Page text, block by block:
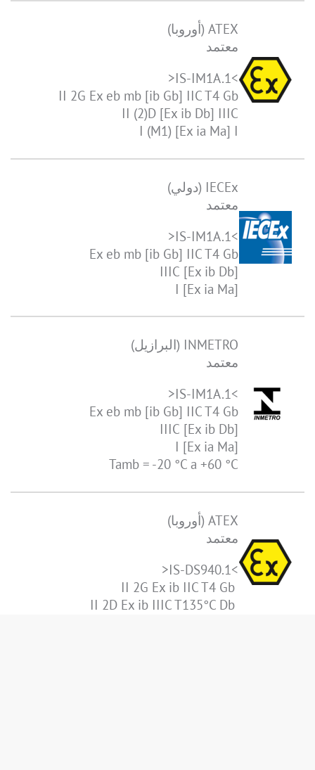
ATEX (أوروبا)
معتمد
>IS-IM1A.1<
II 2G Ex eb mb [ib Gb] IIC T4 Gb
II (2)D [Ex ib Db] IIIC
I (M1) [Ex ia Ma] I
IECEx (دولي)
معتمد
>IS-IM1A.1<
Ex eb mb [ib Gb] IIC T4 Gb
[Ex ib Db] IIIC
[Ex ia Ma] I
INMETRO (البرازيل)
معتمد
>IS-IM1A.1<
Ex eb mb [ib Gb] IIC T4 Gb
[Ex ib Db] IIIC
[Ex ia Ma] I
Tamb = -20 °C a +60 °C
ATEX (أوروبا)
معتمد
>IS-DS940.1<